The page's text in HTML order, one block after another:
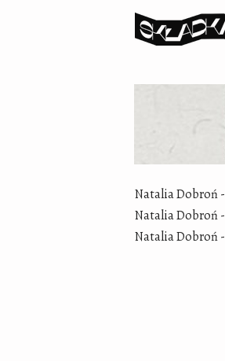
Natalia Dobroń -
Natalia Dobroń -
Natalia Dobroń -